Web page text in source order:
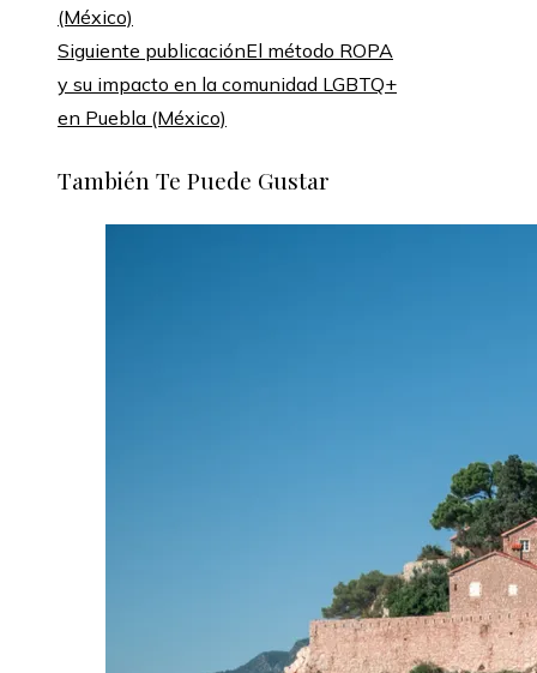
Siguiente publicaciónEl método ROPA
y su impacto en la comunidad LGBTQ+
en Puebla (México)
También Te Puede Gustar